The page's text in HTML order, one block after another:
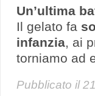
Un’ultima
Il gelato fa
infanzia, ai
torniamo ad
Pubblicato il